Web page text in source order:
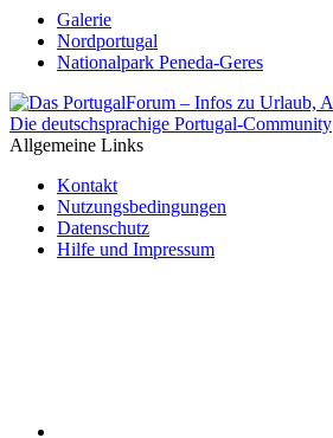
Galerie
Nordportugal
Nationalpark Peneda-Geres
Die deutschsprachige Portugal-Community
Allgemeine Links
Kontakt
Nutzungsbedingungen
Datenschutz
Hilfe und Impressum